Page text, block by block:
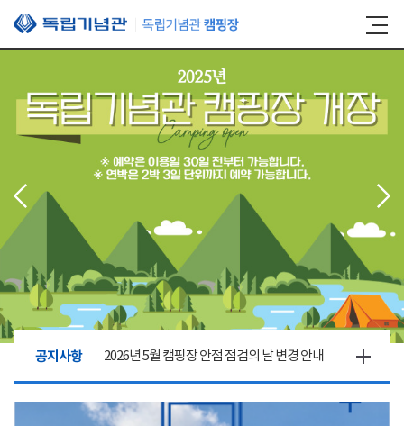
본문 바로가기
공지사항 2026년 5월 캠핑장 안점 점검의 날 변경 안내
캠핑장(9월1일~6일) 미운영 공지